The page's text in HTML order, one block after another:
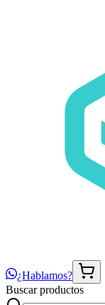
¿Hablamos?
Buscar productos